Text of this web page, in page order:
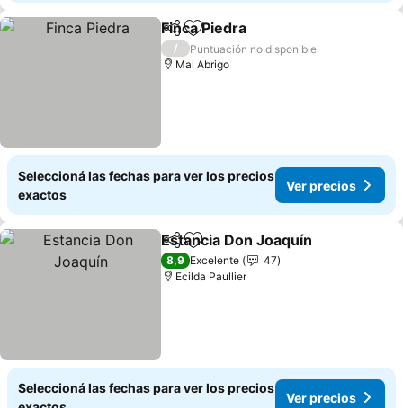
CompartirAñadir a favoritos
Finca Piedra
/
Puntuación no disponible
Mal Abrigo
Seleccioná las fechas para ver los precios
exactos
Ver precios
CompartirAñadir a favoritos
Estancia Don Joaquín
8,9 Excelente
47
Ecilda Paullier
Seleccioná las fechas para ver los precios
Ver precios